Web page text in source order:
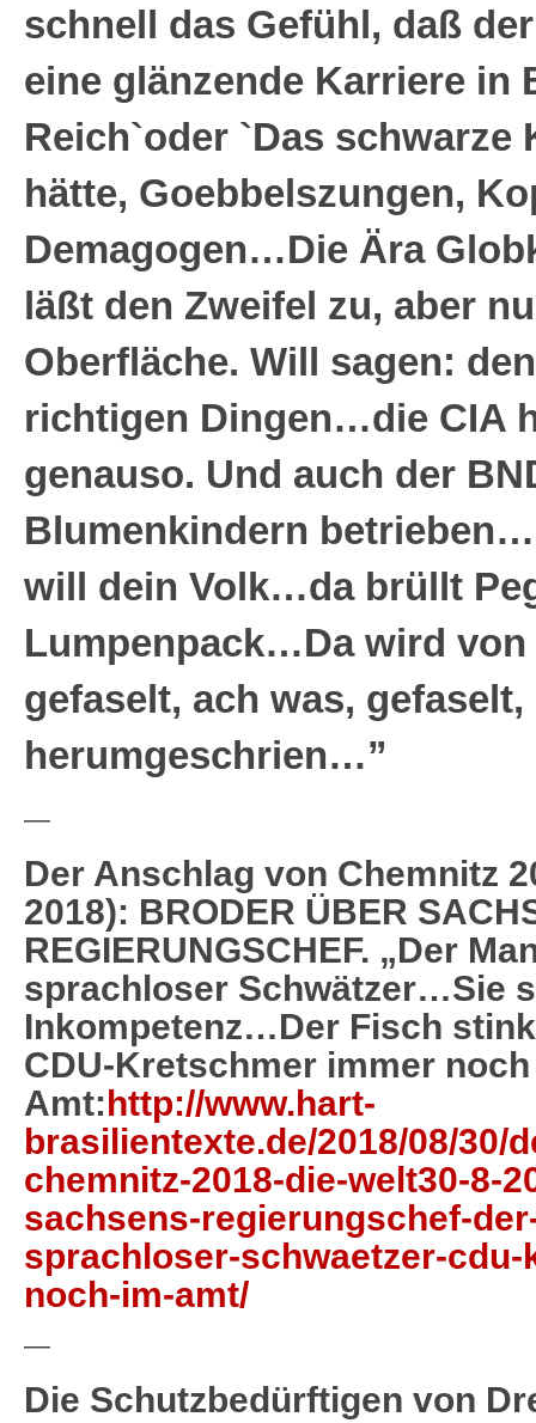
schnell das Gefühl, daß
eine glänzende Karriere in
Reich`oder `Das schwarze
hätte, Goebbelszungen,
Demagogen…Die Ära
läßt den Zweifel zu, aber
Oberfläche. Will sagen:
richtigen Dingen…die CIA
genauso. Und auch der
Blumenkindern
will dein Volk…da brüllt
Lumpenpack…Da wird von
gefaselt, ach was, gefaselt,
herumgeschrien…”
—
Der Anschlag von Chemnitz
2018): BRODER ÜBER
REGIERUNGSCHEF. „Der
sprachloser Schwätzer…Sie
Inkompetenz…Der Fisch
CDU-Kretschmer immer
Amt:http://www.hart-
brasilientexte.de/2018/08/30/
chemnitz-2018-die-welt30-8-
sachsens-regierungschef-
sprachloser-schwaetzer-
noch-im-amt/
—
Die Schutzbedürftigen von